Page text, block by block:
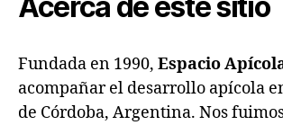
Fundada en 1990, Espacio
acompañar el desarrollo apícola
de Córdoba, Argentina. Nos